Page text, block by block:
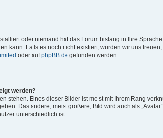
oder niemand hat das Forum bislang in Ihre
kann. Falls es noch nicht existiert, würden wir uns
oder aufphpBB.de gefunden werden.
werden?
stehen. Eines dieser Bilder ist meist mit Ihrem Rang
Das andere, meist größere, Bild wird auch als
unterschiedlich ist.